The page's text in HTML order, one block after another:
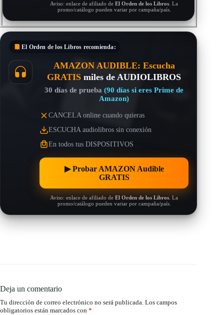
Aviso: enlace de afiliado deEl Orden de los Libros . La
promo/catálogo pueden variar por campaña/país.
El Orden de los Libros recomienda:
AMAZON AUDIBLE: Escucha
GRATIS miles de AUDIOLIBROS
30 días de prueba(90 días si eres Prime de
Amazon)
CANCELA online cuando quieras
ESCUCHA audiolibros sin conexión
En todos tus DISPOSITIVOS
▶︎ Probar AMAZON Audible
GRATIS
Aviso: enlace de afiliado deEl Orden de los Libros . La
promo/catálogo pueden variar por campaña/país.
Deja un comentario
Tu dirección de correo electrónico no será publicada. Los campos
obligatorios están marcados con *